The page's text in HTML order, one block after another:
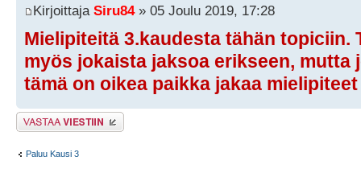
Kirjoittaja Siru84» 05 Joulu 2019, 17:28
Mielipiteitä 3.kaudesta tähän topiciin.
myös jokaista jaksoa erikseen, mutta
tämä on oikea paikka jakaa
Lähetä vastaus
Paluu Kausi 3